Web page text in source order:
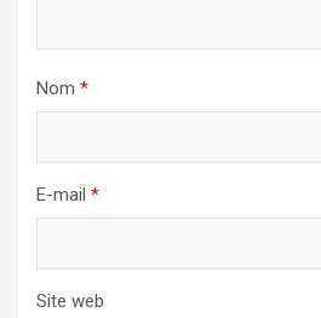
Nom *
E-mail *
Site web